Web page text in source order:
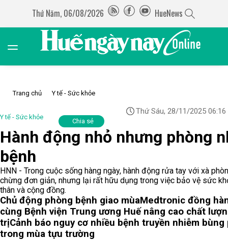
Thứ Năm, 06/08/2026 HueNews
Trang chủ Y tế - Sức khỏe
Y tế - Sức khỏe
Thứ Sáu, 28/11/2025 06:16
Chia sẻ
Hành động nhỏ nhưng phòng
bệnh
HNN - Trong cuộc sống hàng ngày, hành động rửa tay với xà
chừng đơn giản, nhưng lại rất hữu dụng trong việc bảo vệ sức
thân và cộng đồng.
Chủ động phòng bệnh giao mùaMedtronic đồng
cùng Bệnh viện Trung ương Huế nâng cao chất
trịCảnh báo nguy cơ nhiều bệnh truyền nhiễm bùng
trong mùa tựu trường